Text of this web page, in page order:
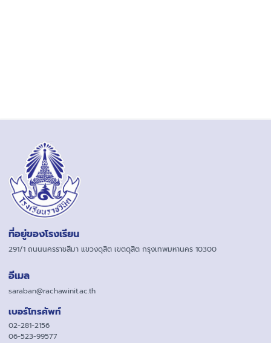
ที่อยู่ของโรงเรียน
291/1 ถนนนครราชสีมา แขวงดุสิต เขตดุสิต กรุงเทพมหานคร 10300
อีเมล
saraban@rachawinit.ac.th
เบอร์โทรศัพท์
02-281-2156
06-523-99577